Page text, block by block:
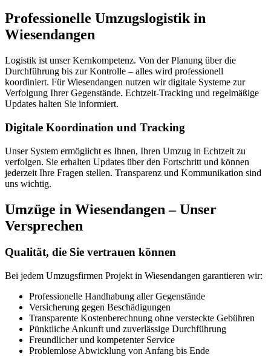
Professionelle Umzugslogistik in
Wiesendangen
Logistik ist unser Kernkompetenz. Von der Planung über die
Durchführung bis zur Kontrolle – alles wird professionell
koordiniert. Für Wiesendangen nutzen wir digitale Systeme zur
Verfolgung Ihrer Gegenstände. Echtzeit-Tracking und regelmäßige
Updates halten Sie informiert.
Digitale Koordination und Tracking
Unser System ermöglicht es Ihnen, Ihren Umzug in Echtzeit zu
verfolgen. Sie erhalten Updates über den Fortschritt und können
jederzeit Ihre Fragen stellen. Transparenz und Kommunikation sind
uns wichtig.
Umzüge in Wiesendangen – Unser
Versprechen
Qualität, die Sie vertrauen können
Bei jedem Umzugsfirmen Projekt in Wiesendangen garantieren wir:
Professionelle Handhabung aller Gegenstände
Versicherung gegen Beschädigungen
Transparente Kostenberechnung ohne versteckte Gebühren
Pünktliche Ankunft und zuverlässige Durchführung
Freundlicher und kompetenter Service
Problemlose Abwicklung von Anfang bis Ende